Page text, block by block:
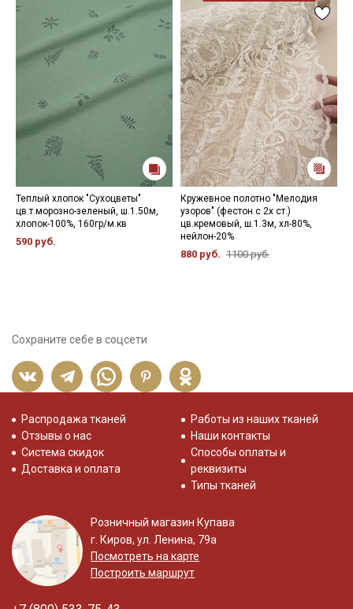
Теплый хлопок "Сухоцветы"
цв.т.морозно-зеленый, ш.1.50м,
хлопок-100%, 160гр/м.кв
590 руб.
Кружевное полотно "Мелодия
узоров" (фестон с 2х ст.)
цв.кремовый, ш.1.3м, хл-80%,
нейлон-20%
880 руб. 1100 руб.
Сохраните себе в соцсети
Распродажа тканей
Отзывы о нас
Система скидок
Доставка и оплата
Работы из наших тканей
Наши контакты
Способы оплаты и
реквизиты
Типы тканей
Розничный магазин Купава
г. Киров, ул. Ленина, 79а
Посмотреть на карте
Построить маршрут